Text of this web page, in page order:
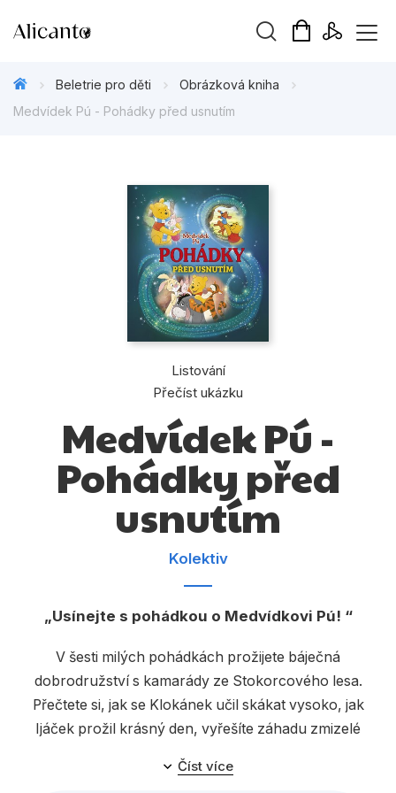
Připravujeme
Tipy redakce
Beletrie pro děti
Beletrie pro dospělé
Dárkové zboží
Hobby
Křížovky
Kuchařky
Počítače
Poezie
Populárně - naučná pro dospělé
Beletrie pro děti
Obrázková kniha
Medvídek Pú - Pohádky před usnutím
Listování
Přečíst ukázku
Medvídek Pú -
Pohádky před
usnutím
Kolektiv
Usínejte s pohádkou o Medvídkovi Pú!
V šesti milých pohádkách prožijete báječná
dobrodružství s kamarády ze Stokorcového lesa.
Přečtete si, jak se Klokánek učil skákat vysoko, jak
Ijáček prožil krásný den, vyřešíte záhadu zmizelé
hru na laskavost, prožijete pěkný letní den s Púem a
Číst více